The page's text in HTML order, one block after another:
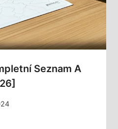
Seznam A